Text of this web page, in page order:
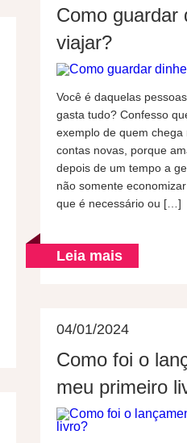
Como guardar
viajar?
Você é daquelas
gasta tudo? Confesso
exemplo de quem
contas novas, porque
depois de um tempo a
não somente
que é necessário ou […]
Leia mais
04/01/2024
Como foi o
meu primeiro